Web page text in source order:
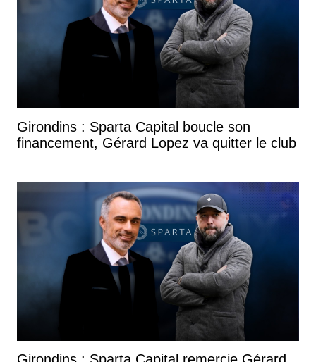
Girondins : Sparta Capital boucle son
financement, Gérard Lopez va quitter le club